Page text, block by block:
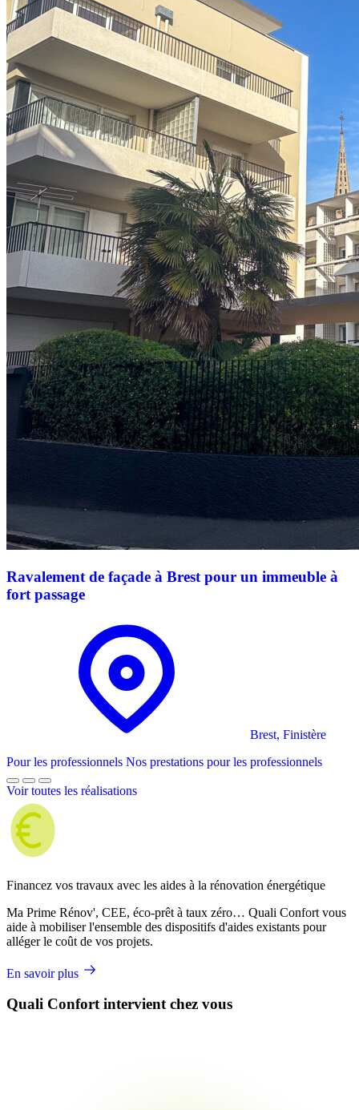
Ravalement de façade à Brest pour un immeuble à
fort passage
Brest, Finistère
Pour les professionnels Nos prestations pour les professionnels
Voir toutes les réalisations
Financez vos travaux avec les aides à la rénovation énergétique
Ma Prime Rénov', CEE, éco-prêt à taux zéro… Quali Confort vous
aide à mobiliser l'ensemble des dispositifs d'aides existants pour
alléger le coût de vos projets.
En savoir plus
Quali Confort intervient chez vous